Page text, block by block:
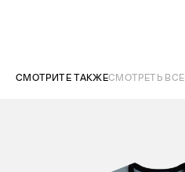
СМОТРИТЕ ТАКЖЕСМОТРЕТЬ ВСЕ